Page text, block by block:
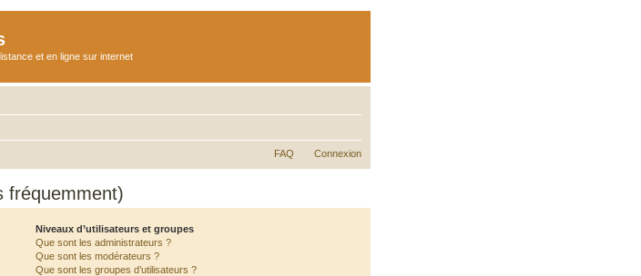
et en ligne sur internet
FAQ Connexion
fréquemment)
Niveaux d’utilisateurs et groupes
Que sont les administrateurs ?
Que sont les modérateurs ?
Que sont les groupes d’utilisateurs ?